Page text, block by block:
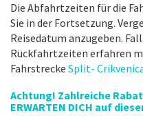
Die Abfahrtzeiten für die
Sie in der Fortsetzung.
Reisedatum anzugeben.
Rückfahrtzeiten erfahren
Fahrstrecke Split-
Achtung! Zahlreiche
ERWARTEN DICH auf